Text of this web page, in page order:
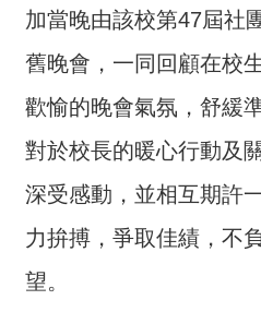
策
隱
私
權
保
政
策
政
加當晚由該校第47屆社
舊晚會，一同回顧在校
歡愉的晚會氣氛，舒緩
對於校長的暖心行動及
深受感動，並相互期許
力拚搏，爭取佳績，不
望。